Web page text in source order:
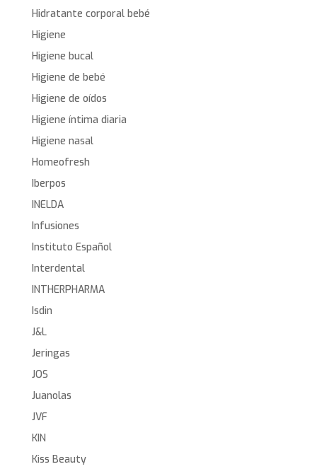
Hidratante corporal bebé
Higiene
Higiene bucal
Higiene de bebé
Higiene de oídos
Higiene íntima diaria
Higiene nasal
Homeofresh
Iberpos
INELDA
Infusiones
Instituto Español
Interdental
INTHERPHARMA
Isdin
J&L
Jeringas
JOS
Juanolas
JVF
KIN
Kiss Beauty